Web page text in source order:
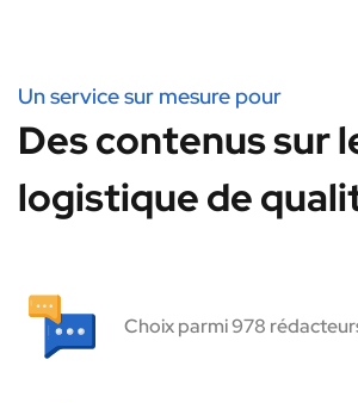
Un service sur mesure pour
Des contenus sur
logistique de
Choix parmi 978